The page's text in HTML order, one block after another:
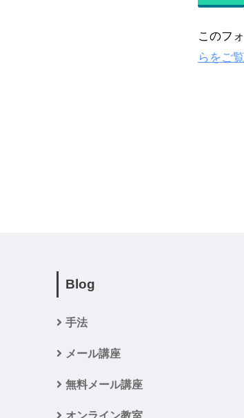
このフ
らをご
Blog
手法
メール講座
無料メール講座
オンライン教室